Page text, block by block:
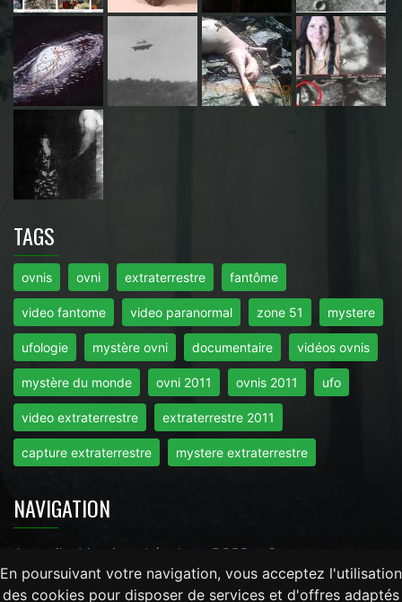
En poursuivant votre navigation, vous acceptez l'utilisation
des cookies pour disposer de services et d'offres adaptés
TAGS
ovnis ovni extraterrestre fantôme
video fantome video paranormal zone 51 mystere
ufologie mystère ovni documentaire vidéos ovnis
mystère du monde ovni 2011 ovnis 2011 ufo
video extraterrestre extraterrestre 2011
capture extraterrestre mystere extraterrestre
NAVIGATION
Accueil Mentions Légales RGPD Contact